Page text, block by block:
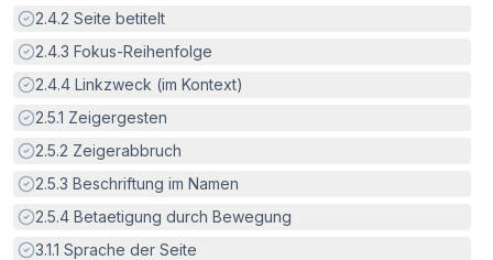
Erfüllt:
2.4.2 Seite betitelt
Erfüllt:
2.4.3 Fokus-Reihenfolge
Erfüllt:
2.4.4 Linkzweck (im Kontext)
Erfüllt:
2.5.1 Zeigergesten
Erfüllt:
2.5.2 Zeigerabbruch
Erfüllt:
2.5.3 Beschriftung im Namen
Erfüllt:
2.5.4 Betaetigung durch Bewegung
Erfüllt:
3.1.1 Sprache der Seite